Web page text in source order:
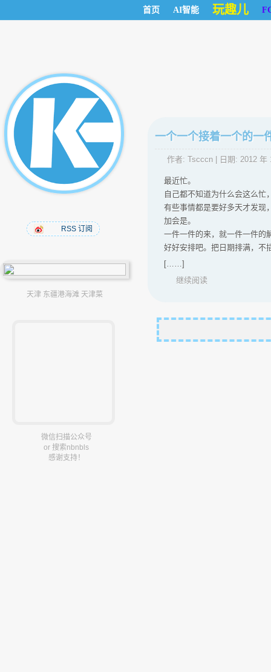
首页 AI智能 玩趣儿
RSS 订阅
天津 东疆港海滩 天津菜
微信扫描公众号
or 搜索nbnbls
感谢支持！
一个一个接着一个的一
作者: Tscccn | 日期: 2012 年
最近忙。
自己都不知道为什么会这么忙
有些事情都是要好多天才发现
加会是。
一件一件的来，就一件一件的
好好安排吧。把日期排满，不
[……]
继续阅读